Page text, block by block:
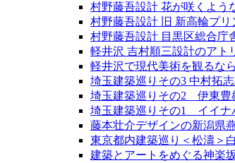
村野藤吾設計 花が咲くよう
村野藤吾設計 旧 新高輪プ
村野藤吾設計 目黒区総合庁
軽井沢 吉村順三設計のアト
軽井沢で現代美術を観るな
埼玉建築巡りその3 中村拓
埼玉建築巡りその2 伊東豊
埼玉建築巡りその1 イイナ
藤本壮介デザインの新潟県
東京都内建築巡り＜松濤＞
建築とアートをめぐる神楽